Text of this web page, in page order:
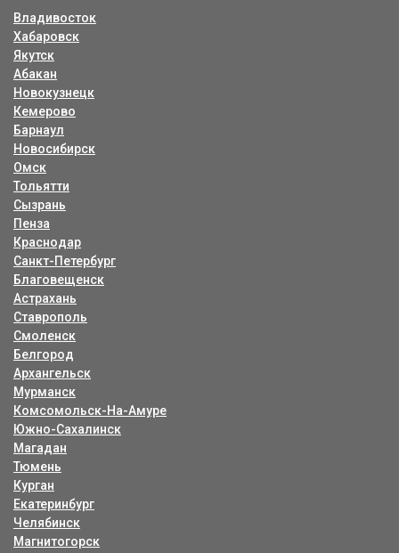
Владивосток
Хабаровск
Якутск
Абакан
Новокузнецк
Кемерово
Барнаул
Новосибирск
Омск
Тольятти
Сызрань
Пенза
Краснодар
Санкт-Петербург
Благовещенск
Астрахань
Ставрополь
Смоленск
Белгород
Архангельск
Мурманск
Комсомольск-На-Амуре
Южно-Сахалинск
Магадан
Тюмень
Курган
Екатеринбург
Челябинск
Магнитогорск